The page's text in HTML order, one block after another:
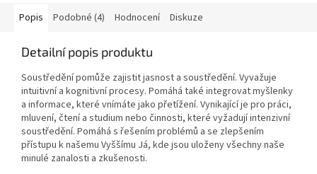
Popis Podobné (4) Hodnocení Diskuze
Detailní popis produktu
Soustředění pomůže zajistit jasnost a soustředění. Vyvažuje
intuitivní a kognitivní procesy. Pomáhá také integrovat myšlenky
a informace, které vnímáte jako přetížení. Vynikající je pro práci,
mluvení, čtení a studium nebo činnosti, které vyžadují intenzivní
soustředění. Pomáhá s řešením problémů a se zlepšením
přístupu k našemu Vyššímu Já, kde jsou uloženy všechny naše
minulé zanalosti a zkušenosti.